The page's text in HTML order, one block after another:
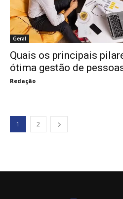
Geral
Quais os principais
ótima gestão de
Redação
1 2